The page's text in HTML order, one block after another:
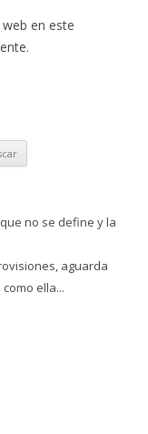
en este
no se define y la
aguarda
ella...